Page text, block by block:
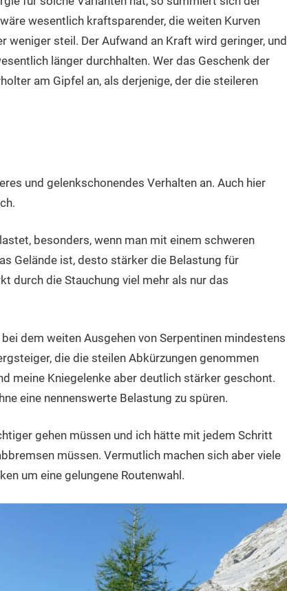
wesentlich kraftsparender, die weiten Kurven
weniger steil. Der Aufwand an Kraft wird geringer, und
länger durchhalten. Wer das Geschenk der
am Gipfel an, als derjenige, der die steileren
und gelenkschonendes Verhalten an. Auch hier
besonders, wenn man mit einem schweren
Gelände ist, desto stärker die Belastung für
durch die Stauchung viel mehr als nur das
dem weiten Ausgehen von Serpentinen mindestens
die die steilen Abkürzungen genommen
meine Kniegelenke aber deutlich stärker geschont.
eine nennenswerte Belastung zu spüren.
gehen müssen und ich hätte mit jedem Schritt
müssen. Vermutlich machen sich aber viele
um eine gelungene Routenwahl.